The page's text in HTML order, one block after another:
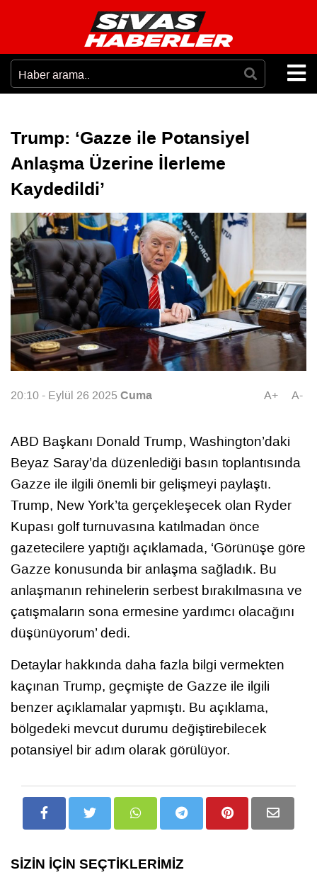
Trump: ‘Gazze ile Potansiyel
Anlaşma Üzerine İlerleme
Kaydedildi’
20:10 - Eylül 26 2025Cuma A+ A-
ABD Başkanı Donald Trump, Washington’daki
Beyaz Saray’da düzenlediği basın toplantısında
Gazze ile ilgili önemli bir gelişmeyi paylaştı.
Trump, New York’ta gerçekleşecek olan Ryder
Kupası golf turnuvasına katılmadan önce
gazetecilere yaptığı açıklamada, ‘Görünüşe göre
Gazze konusunda bir anlaşma sağladık. Bu
anlaşmanın rehinelerin serbest bırakılmasına ve
çatışmaların sona ermesine yardımcı olacağını
düşünüyorum’ dedi.
Detaylar hakkında daha fazla bilgi vermekten
kaçınan Trump, geçmişte de Gazze ile ilgili
benzer açıklamalar yapmıştı. Bu açıklama,
bölgedeki mevcut durumu değiştirebilecek
potansiyel bir adım olarak görülüyor.
SİZİN İÇİN SEÇTİKLERİMİZ